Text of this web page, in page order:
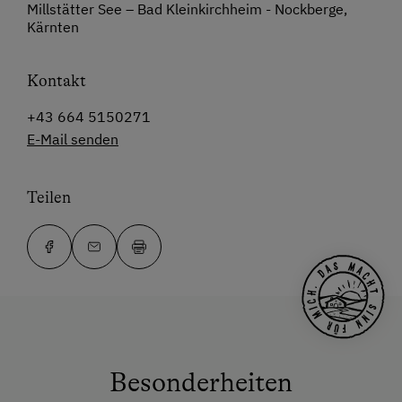
Millstätter See – Bad Kleinkirchheim - Nockberge,
Kärnten
Kontakt
+43 664 5150271
E-Mail senden
Teilen
Besonderheiten